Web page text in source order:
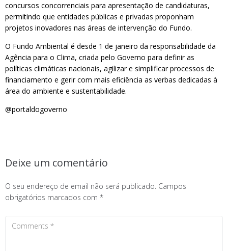
concursos concorrenciais para apresentação de candidaturas,
permitindo que entidades públicas e privadas proponham
projetos inovadores nas áreas de intervenção do Fundo.
O Fundo Ambiental é desde 1 de janeiro da responsabilidade da
Agência para o Clima, criada pelo Governo para definir as
políticas climáticas nacionais, agilizar e simplificar processos de
financiamento e gerir com mais eficiência as verbas dedicadas à
área do ambiente e sustentabilidade.
@portaldogoverno
Deixe um comentário
O seu endereço de email não será publicado. Campos
obrigatórios marcados com *